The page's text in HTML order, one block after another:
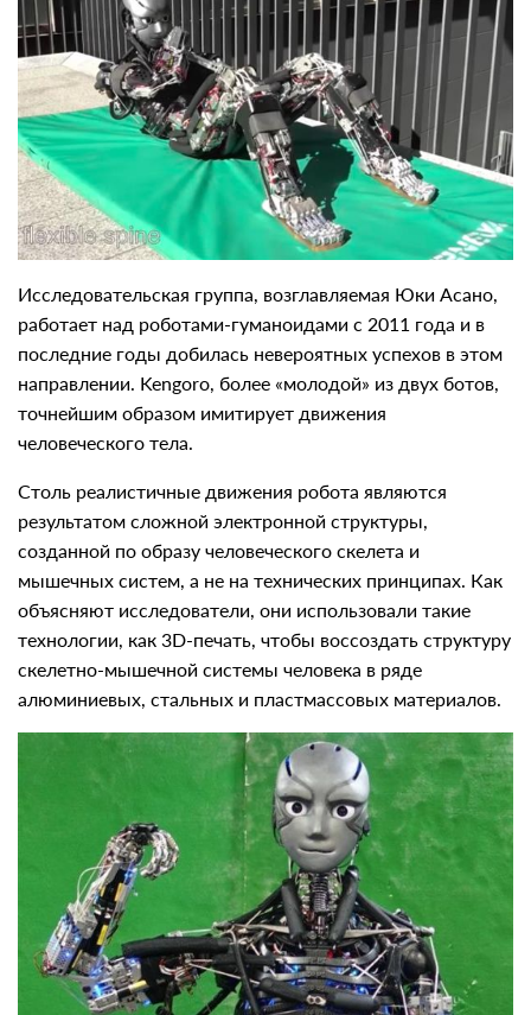
Исследовательская группа, возглавляемая Юки Асано,
работает над роботами-гуманоидами с 2011 года и в
последние годы добилась невероятных успехов в этом
направлении. Kengoro, более «молодой» из двух ботов,
точнейшим образом имитирует движения
человеческого тела.
Столь реалистичные движения робота являются
результатом сложной электронной структуры,
созданной по образу человеческого скелета и
мышечных систем, а не на технических принципах. Как
объясняют исследователи, они использовали такие
технологии, как 3D-печать, чтобы воссоздать структуру
скелетно-мышечной системы человека в ряде
алюминиевых, стальных и пластмассовых материалов.